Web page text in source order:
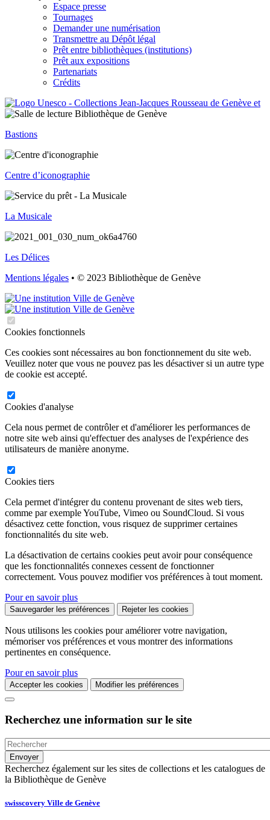
Espace presse
Tournages
Demander une numérisation
Transmettre au Dépôt légal
Prêt entre bibliothèques (institutions)
Prêt aux expositions
Partenariats
Crédits
Bastions
Centre d’iconographie
La Musicale
Les Délices
Mentions légales • © 2023 Bibliothèque de Genève
Cookies fonctionnels
Ces cookies sont nécessaires au bon fonctionnement du site web.
Veuillez noter que vous ne pouvez pas les désactiver si un autre type
de cookie est accepté.
Cookies d'analyse
Cela nous permet de contrôler et d'améliorer les performances de
notre site web ainsi qu'effectuer des analyses de l'expérience des
utilisateurs de manière anonyme.
Cookies tiers
Cela permet d'intégrer du contenu provenant de sites web tiers,
comme par exemple YouTube, Vimeo ou SoundCloud. Si vous
désactivez cette fonction, vous risquez de supprimer certaines
fonctionnalités du site web.
La désactivation de certains cookies peut avoir pour conséquence
que les fonctionnalités connexes cessent de fonctionner
correctement. Vous pouvez modifier vos préférences à tout moment.
Pour en savoir plus
Sauvegarder les préférences Rejeter les cookies
Nous utilisons les cookies pour améliorer votre navigation,
mémoriser vos préférences et vous montrer des informations
pertinentes en conséquence.
Pour en savoir plus
Accepter les cookies Modifier les préférences
Recherchez une information sur le site
Recherchez également sur les sites de collections et les catalogues de
la Bibliothèque de Genève
swisscovery Ville de Genève